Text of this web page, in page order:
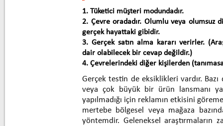
1. Tüketici müşteri modundadır.
2. Çevre oradadır. Olumlu veya olumsuz
gerçek hayattaki gibidir.
3. Gerçek satın alma kararı verirler.
dair olabilecek bir cevap değildir.)
4. Çevrelerindeki diğer kişilerden
Gerçek testin de eksiklikleri vardır.
veya çok büyük bir ürün lansmanı
yapılmadığı için reklamın etkisini
mertebe bölgesel veya mağaza
yöntemdir. Geleneksel araştırmaların